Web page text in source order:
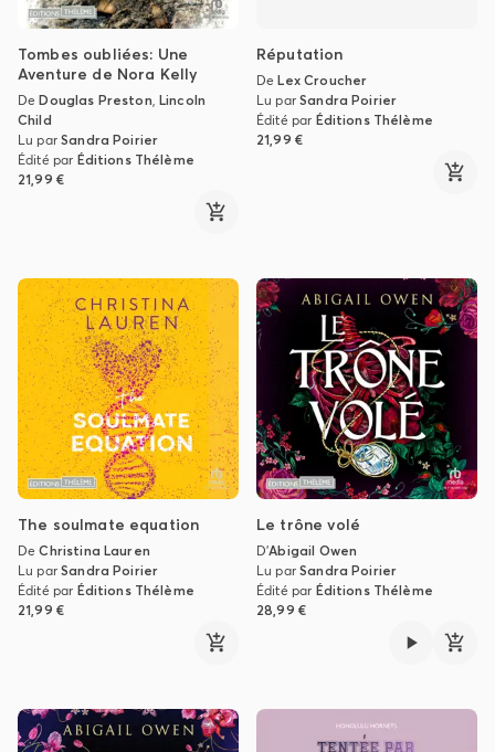
Tombes oubliées: Une
Aventure de Nora Kelly
DeDouglas Preston,Lincoln
Child
Lu parSandra Poirier
Édité par Éditions Thélème
21,99 €
Réputation
DeLex Croucher
Lu parSandra Poirier
Édité par Éditions Thélème
21,99 €
The soulmate equation
DeChristina Lauren
Lu parSandra Poirier
Édité par Éditions Thélème
21,99 €
Le trône volé
D'Abigail Owen
Lu parSandra Poirier
Édité par Éditions Thélème
28,99 €